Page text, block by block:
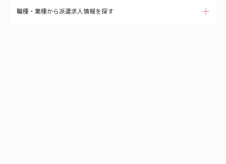
職種・業種から派遣求人情報を探す